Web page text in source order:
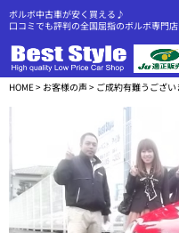
ボルボ中古車が安く買える♪
口コミでも評判の全国屈指のボルボ専門
HOME> お客様の声> ご成約有難うござい